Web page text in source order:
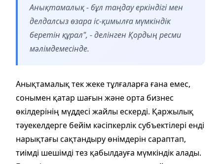
Анықтамалық - бұл таңдау еркіндігі мен
делдалсыз өзара іс-қимылға мүмкіндік
беретін құрал", - делінген Қордың ресми
мәлімдемесінде.
Анықтамалық тек жеке тұлғаларға ғана емес,
сонымен қатар шағын және орта бизнес
өкілдерінің мүддесі жайлы ескерді. Қаржылық
тәуекелдерге бейім кәсіпкерлік субъектілері енді
нарықтағы сақтандыру өнімдерін сараптап,
тиімді шешімді тез қабылдауға мүмкіндік алады.